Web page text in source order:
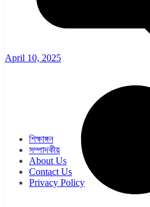
শিক্ষাঙ্গন
সম্পাদকীয়
About Us
Contact Us
Privacy Policy
April 10, 2025